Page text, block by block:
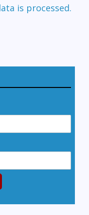
is processed.